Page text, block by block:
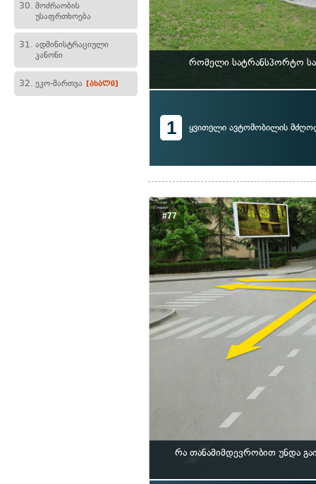
30. მოძრაობის
უსაფრთხოება
31. ადმინისტრაციული
კანონი
32. ეკო-მართვა [ახალი]
რომელი სატრანსპორტო
1 ყვითელი ავტომობილის
#77
რა თანამიმდევრობით უნდა